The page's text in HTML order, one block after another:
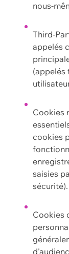
nous-
Third-
appelés
(appelés
Cookies
cookies
saisies
sécurité).
Cookies